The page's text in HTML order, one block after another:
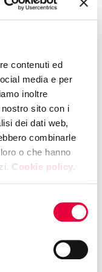
contenuti ed
media e per
inoltre
sito con i
dei dati web,
combinarle
o che hanno
Cookie policy.
and gnocchi